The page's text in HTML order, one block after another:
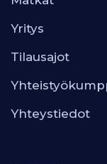
Yritys
Tilausajot
Yhteystiedot